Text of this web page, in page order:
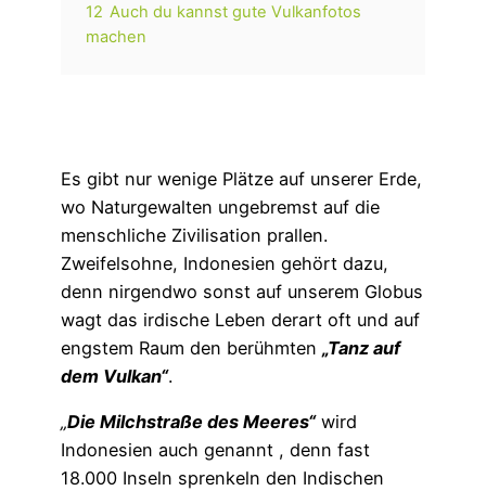
12 Auch du kannst gute Vulkanfotos
machen
Es gibt nur wenige Plätze auf unserer Erde,
wo Naturgewalten ungebremst auf die
menschliche Zivilisation prallen.
Zweifelsohne, Indonesien gehört dazu,
denn nirgendwo sonst auf unserem Globus
wagt das irdische Leben derart oft und auf
engstem Raum den berühmten „Tanz auf
dem Vulkan“.
„Die Milchstraße des Meeres“wird
Indonesien auch genannt , denn fast
18.000 Inseln sprenkeln den Indischen